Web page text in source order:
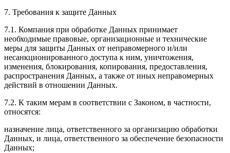
7. Требования к защите Данных
7.1. Компания при обработке Данных принимает
необходимые правовые, организационные и технические
меры для защиты Данных от неправомерного и/или
несанкционированного доступа к ним, уничтожения,
изменения, блокирования, копирования, предоставления,
распространения Данных, а также от иных неправомерных
действий в отношении Данных.
7.2. К таким мерам в соответствии с Законом, в частности,
относятся:
назначение лица, ответственного за организацию обработки
Данных, и лица, ответственного за обеспечение безопасности
Данных;